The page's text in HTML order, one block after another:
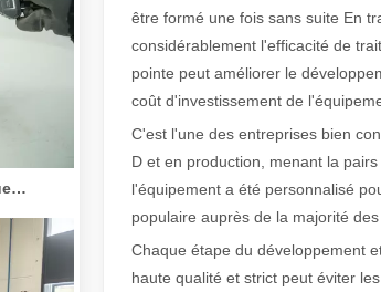
Maîtriser la découpe de plaques épaisses : comment les machines de découpe laser à fibre révolutionnent la fabrication
être formé une fois sans suite En
considérablement l'efficacité de
pointe peut améliorer le
coût d'investissement de
C'est l'une des entreprises bien
D et en production, menant la
l'équipement a été personnalisé
populaire auprès de la majorité
Chaque étape du développement
haute qualité et strict peut éviter